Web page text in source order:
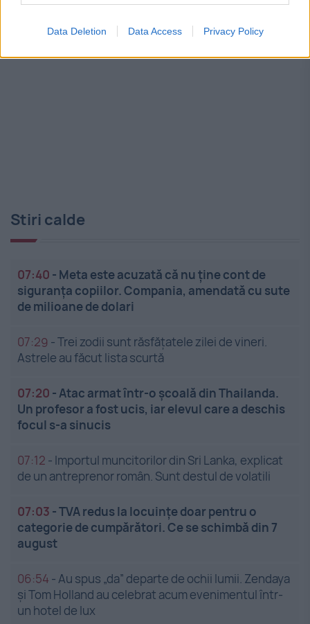
Data Deletion Data Access Privacy Policy
Stiri calde
07:40 - Meta este acuzată că nu ține cont de
siguranța copiilor. Compania, amendată cu sute
de milioane de dolari
07:29 -Trei zodii sunt răsfățatele zilei de vineri.
Astrele au făcut lista scurtă
07:20 - Atac armat într-o școală din Thailanda.
Un profesor a fost ucis, iar elevul care a deschis
focul s-a sinucis
07:12 - Importul muncitorilor din Sri Lanka, explicat
de un antreprenor român. Sunt destul de volatili
07:03 -TVA redus la locuințe doar pentru o
categorie de cumpărători. Ce se schimbă din 7
august
06:54 - Au spus „da” departe de ochii lumii. Zendaya
și Tom Holland au celebrat acum evenimentul într-
un hotel de lux